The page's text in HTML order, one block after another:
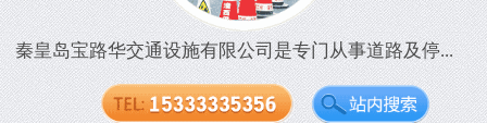
秦皇岛宝路华交通设施有限公司是专门从事道路及停...
产品展示